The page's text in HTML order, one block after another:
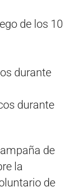
de los 10
durante
durante
de
la
de